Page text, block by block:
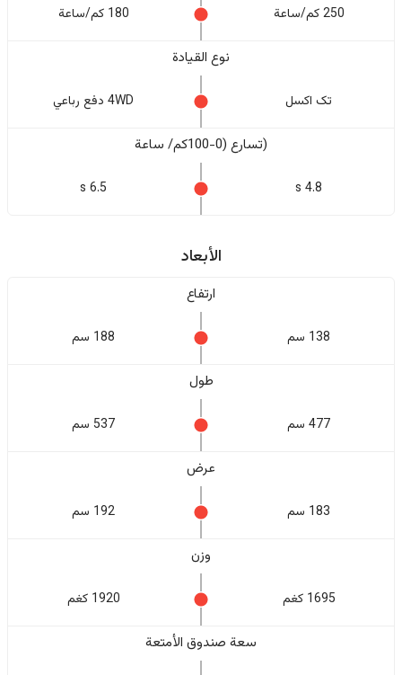
250 كم/ساعة 180 كم/ساعة
نوع القيادة
تک اکسل 4WD دفع رباعي
(تسارع (0-100كم/ ساعة
4.8 s
6.5 s
الأبعاد
ارتفاع
138 سم 188 سم
طول
477 سم 537 سم
عرض
183 سم 192 سم
وزن
1695 كغم 1920 كغم
سعة صندوق الأمتعة